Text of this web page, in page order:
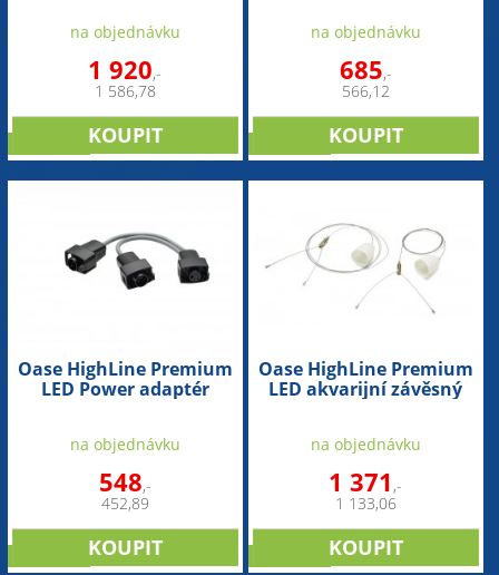
na objednávku
1 920,-
1 586,78
na objednávku
685,-
566,12
Oase HighLine Premium
LED Power adaptér
na objednávku
548,-
452,89
Oase HighLine Premium
LED akvarijní závěsný
na objednávku
1 371 ,-
1 133,06